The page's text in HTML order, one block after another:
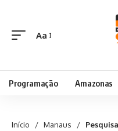
Aa
Programação Amazonas
Início / Manaus /